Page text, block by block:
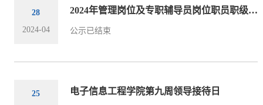
28
2024-04
2024年管理岗位及专职辅导员岗位职员职级拟晋升推荐名单公示
公示已结束
25
电子信息工程学院第九周领导接待日